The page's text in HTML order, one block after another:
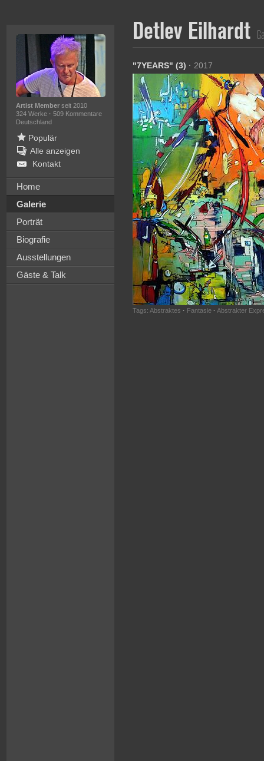
Artist Memberseit 2010
324 Werke · 509 Kommentare
Deutschland
Populär
Alle anzeigen
Kontakt
Home
Galerie
Porträt
Biografie
Ausstellungen
Gäste & Talk
Detlev Eilhardt
"7YEARS" (3) · 2017
Tags: Abstraktes · Fantasie · Abstrakter